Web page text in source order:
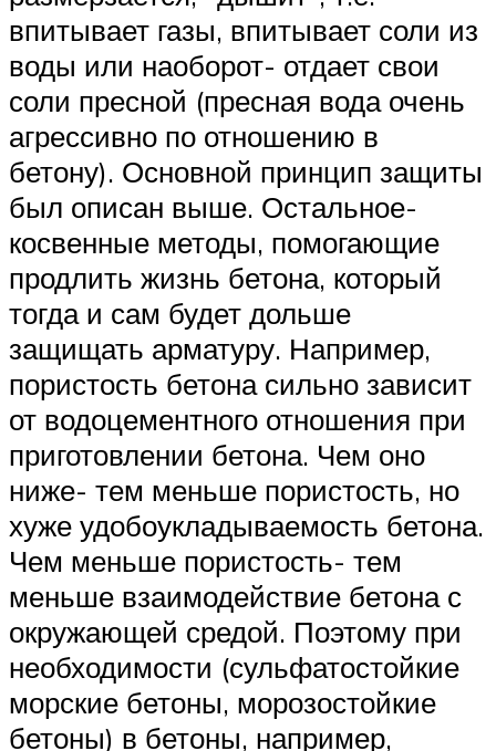
впитывает газы, впитывает соли из
воды или наоборот- отдает свои
соли пресной (пресная вода очень
агрессивно по отношению в
бетону). Основной принцип защиты
был описан выше. Остальное-
косвенные методы, помогающие
продлить жизнь бетона, который
тогда и сам будет дольше
защищать арматуру. Например,
пористость бетона сильно зависит
от водоцементного отношения при
приготовлении бетона. Чем оно
ниже- тем меньше пористость, но
хуже удобоукладываемость бетона.
Чем меньше пористость- тем
меньше взаимодействие бетона с
окружающей средой. Поэтому при
необходимости (сульфатостойкие
морские бетоны, морозостойкие
бетоны) в бетоны, например,